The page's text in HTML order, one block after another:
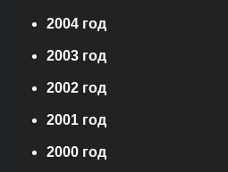
2004 год
2003 год
2002 год
2001 год
2000 год